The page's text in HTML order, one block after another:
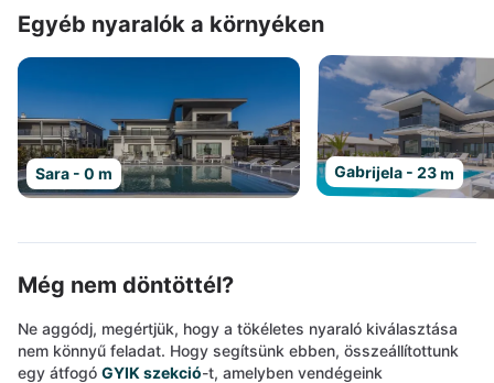
Egyéb nyaralók a környéken
Sara - 0 m Gabrijela - 23 m
Még nem döntöttél?
Ne aggódj, megértjük, hogy a tökéletes nyaraló kiválasztása
nem könnyű feladat. Hogy segítsünk ebben, összeállítottunk
egy átfogó GYIK szekció-t, amelyben vendégeink